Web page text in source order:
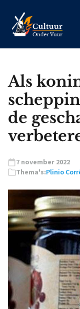
Als
de
7 november 2022
Thema's:Plinio